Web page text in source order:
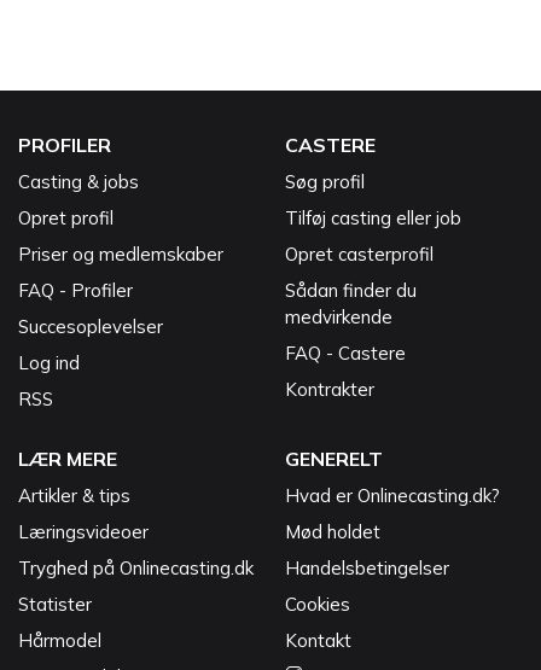
PROFILER
Casting & jobs
Opret profil
Priser og medlemskaber
FAQ - Profiler
Succesoplevelser
Log ind
RSS
CASTERE
Søg profil
Tilføj casting eller job
Opret casterprofil
Sådan finder du
medvirkende
FAQ - Castere
Kontrakter
LÆR MERE
Artikler & tips
Læringsvideoer
Tryghed på Onlinecasting.dk
Statister
Hårmodel
GENERELT
Hvad er Onlinecasting.dk?
Mød holdet
Handelsbetingelser
Cookies
Kontakt